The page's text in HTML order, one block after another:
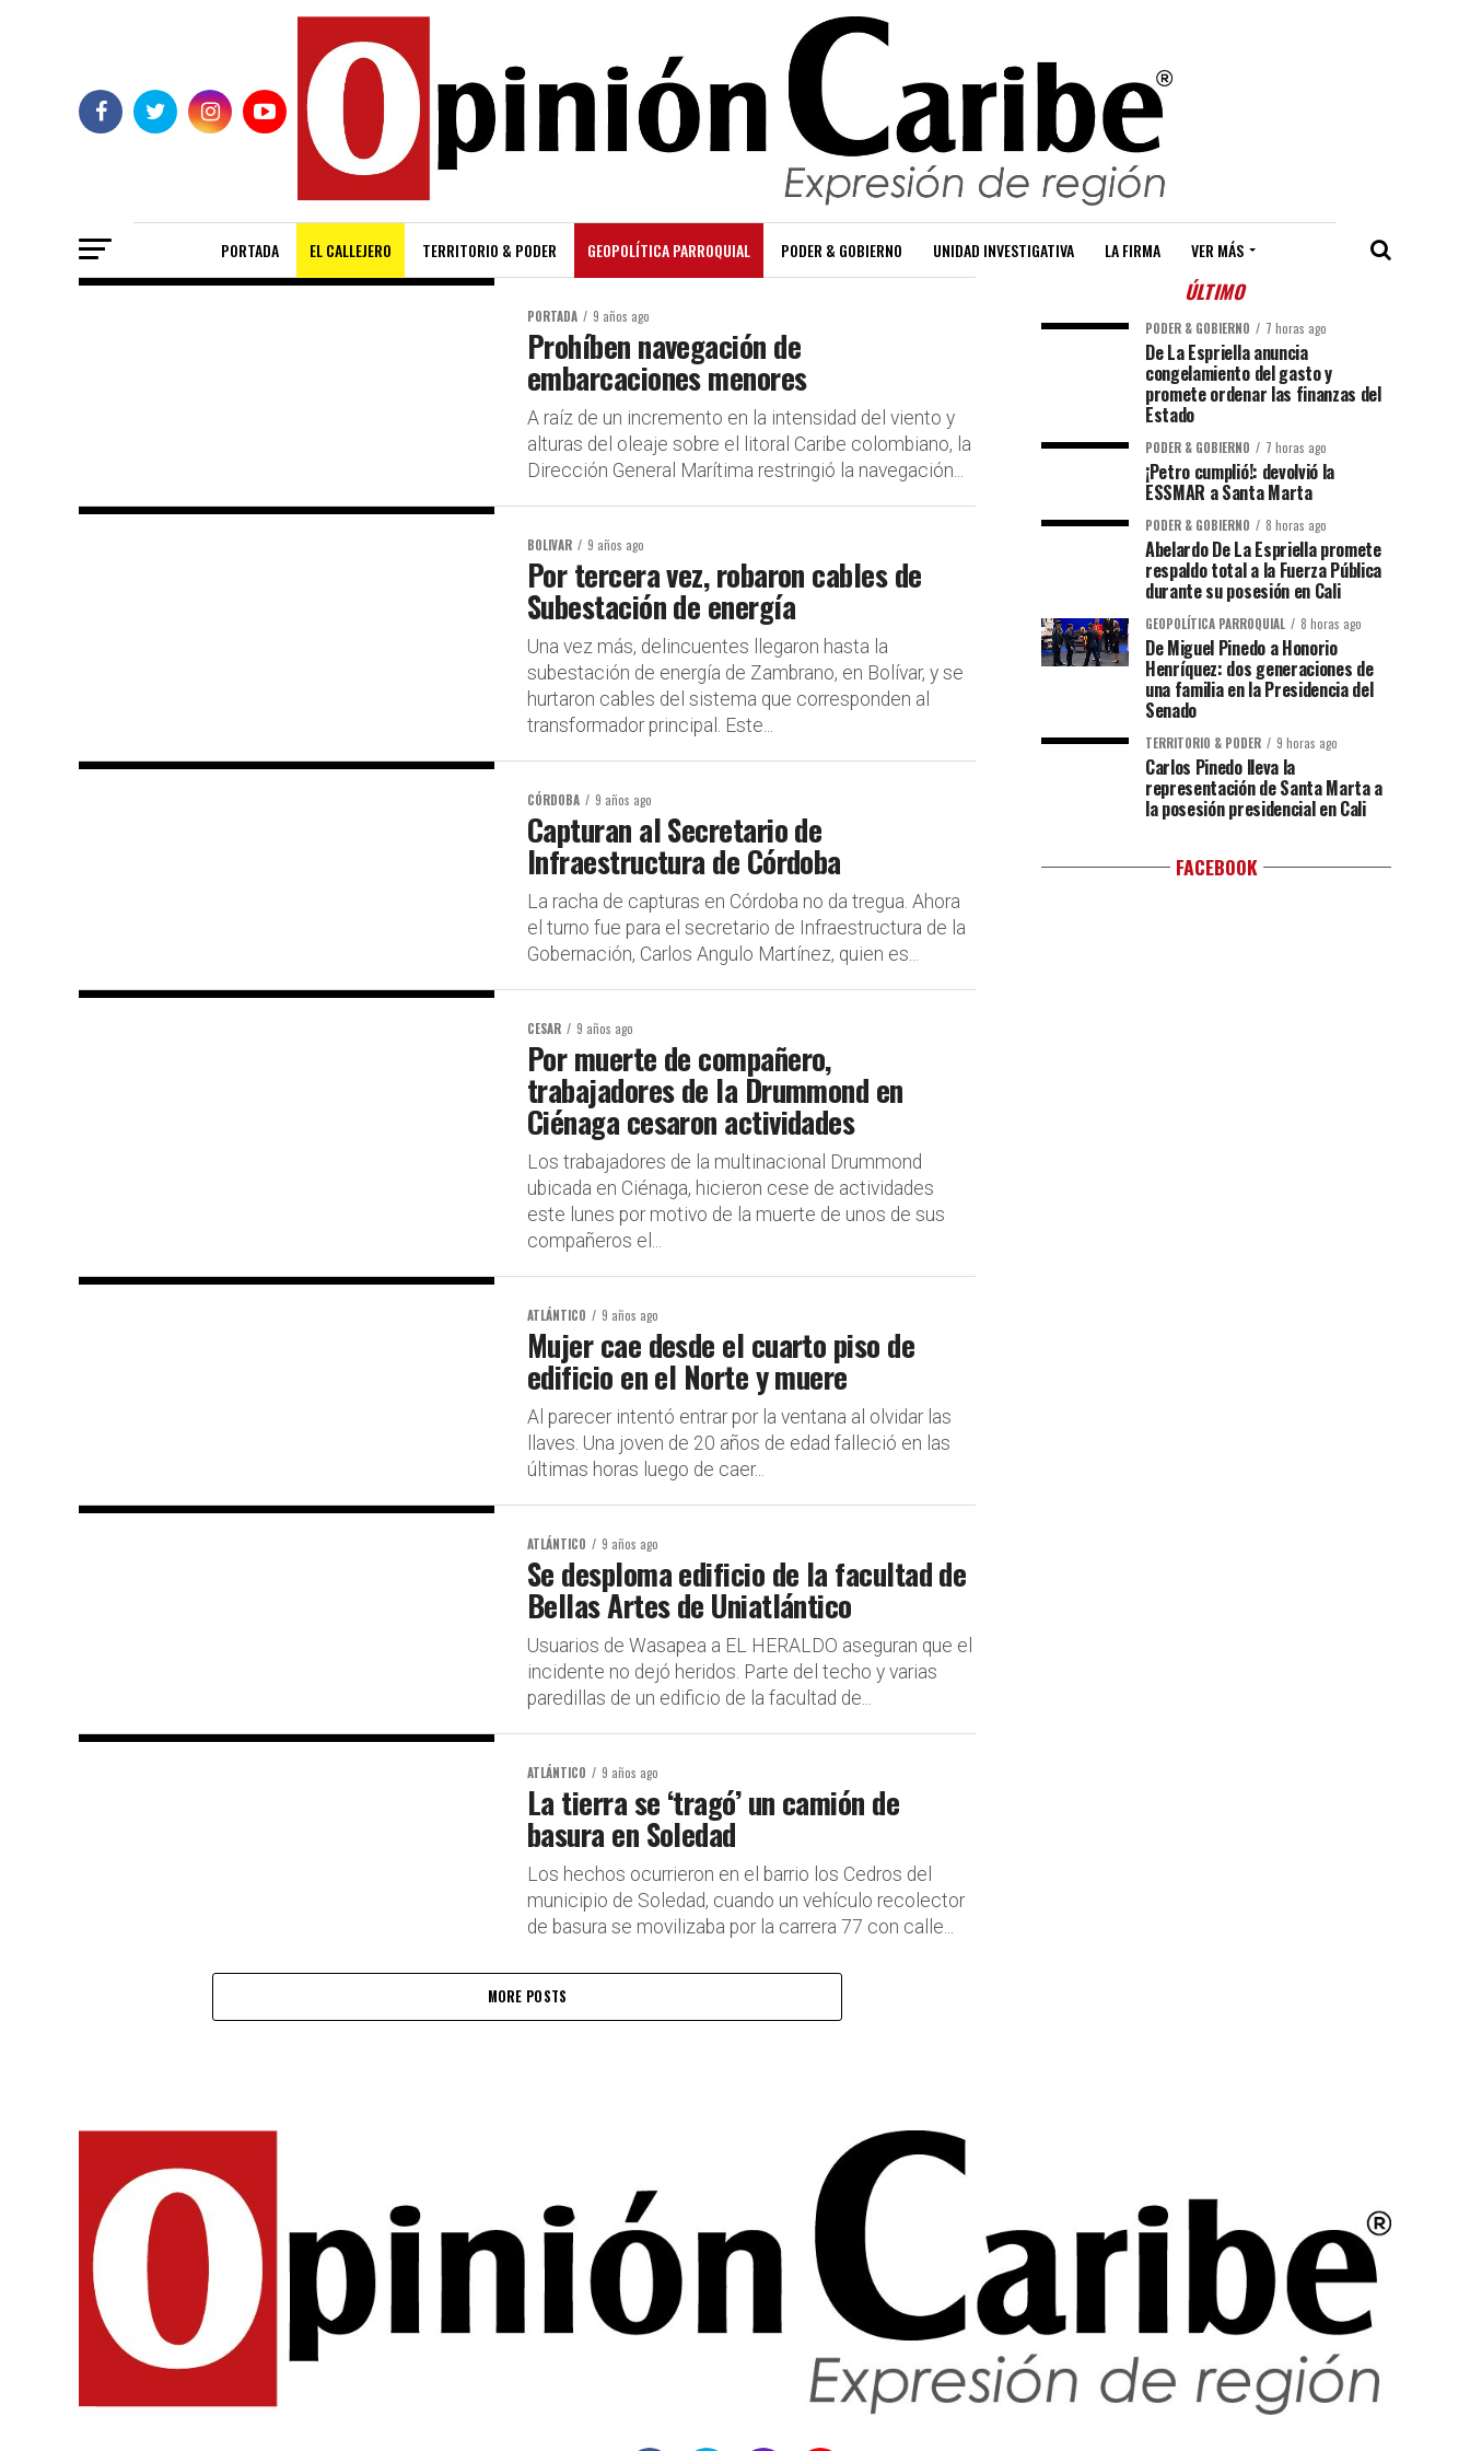
PORTADA EL CALLEJERO TERRITORIO & PODER GEOPOLÍTICA PARROQUIAL PODER & GOBIERNO UNIDAD INVESTIGATIVA LA FIRMA VER MÁS
PORTADA 9 años ago
Prohíben navegación de
embarcaciones menores
A raíz de un incremento en la intensidad del viento y
alturas del oleaje sobre el litoral Caribe colombiano, la
Dirección General Marítima restringió la navegación...
BOLIVAR 9 años ago
Por tercera vez, robaron cables de
Subestación de energía
Una vez más, delincuentes llegaron hasta la
subestación de energía de Zambrano, en Bolívar, y se
hurtaron cables del sistema que corresponden al
transformador principal. Este...
CÓRDOBA 9 años ago
Capturan al Secretario de
Infraestructura de Córdoba
La racha de capturas en Córdoba no da tregua. Ahora
el turno fue para el secretario de Infraestructura de la
Gobernación, Carlos Angulo Martínez, quien es...
CESAR 9 años ago
Por muerte de compañero,
trabajadores de la Drummond en
Ciénaga cesaron actividades
Los trabajadores de la multinacional Drummond
ubicada en Ciénaga, hicieron cese de actividades
este lunes por motivo de la muerte de unos de sus
compañeros el...
ATLÁNTICO 9 años ago
Mujer cae desde el cuarto piso de
edificio en el Norte y muere
Al parecer intentó entrar por la ventana al olvidar las
llaves. Una joven de 20 años de edad falleció en las
últimas horas luego de caer...
ATLÁNTICO 9 años ago
Se desploma edificio de la facultad de
Bellas Artes de Uniatlántico
Usuarios de Wasapea a EL HERALDO aseguran que el
incidente no dejó heridos. Parte del techo y varias
paredillas de un edificio de la facultad de...
ATLÁNTICO 9 años ago
La tierra se ‘tragó’ un camión de
basura en Soledad
Los hechos ocurrieron en el barrio los Cedros del
municipio de Soledad, cuando un vehículo recolector
de basura se movilizaba por la carrera 77 con calle...
MORE POSTS
ÚLTIMO
PODER & GOBIERNO 7 horas ago
De La Espriella anuncia
congelamiento del gasto y
promete ordenar las finanzas del
Estado
PODER & GOBIERNO 7 horas ago
¡Petro cumplió!: devolvió la
ESSMAR a Santa Marta
PODER & GOBIERNO 8 horas ago
Abelardo De La Espriella promete
respaldo total a la Fuerza Pública
durante su posesión en Cali
GEOPOLÍTICA PARROQUIAL 8 horas ago
De Miguel Pinedo a Honorio
Henríquez: dos generaciones de
una familia en la Presidencia del
Senado
TERRITORIO & PODER 9 horas ago
Carlos Pinedo lleva la
representación de Santa Marta a
la posesión presidencial en Cali
FACEBOOK